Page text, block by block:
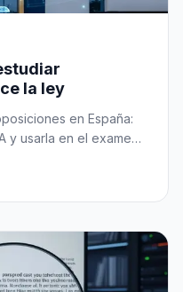
la ley
en España:
y usarla en el examen,